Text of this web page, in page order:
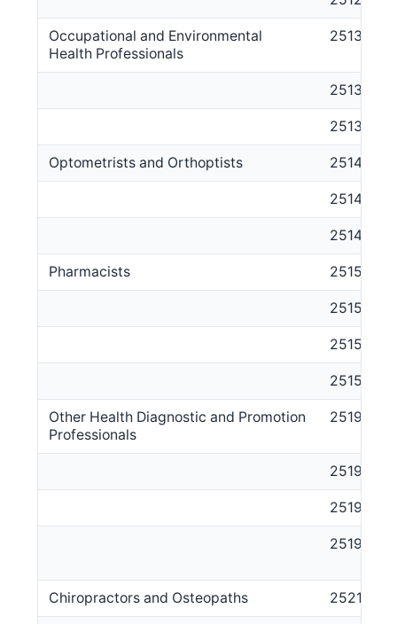
Occupational and Environmental
Health Professionals
2513
251311
251312
Optometrists and Orthoptists 2514
251411
251412
Pharmacists 2515
251511
251512
251513
Other Health Diagnostic and Promotion
Professionals
2519
251911
251912
251999
Chiropractors and Osteopaths 2521